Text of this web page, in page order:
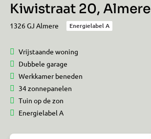
Kiwistraat 20, Almere
1326 GJ Almere Energielabel A
Vrijstaande woning
Dubbele garage
Werkkamer beneden
34 zonnepanelen
Tuin op de zon
Energielabel A